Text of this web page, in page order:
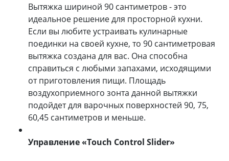
Вытяжка шириной 90 сантиметров - это
идеальное решение для просторной кухни.
Если вы любите устраивать кулинарные
поединки на своей кухне, то 90 сантиметровая
вытяжка создана для вас. Она способна
справиться с любыми запахами, исходящими
от приготовления пищи. Площадь
воздухоприемного зонта данной вытяжки
подойдет для варочных поверхностей 90, 75,
60,45 сантиметров и меньше.
Управление «Touch Control Slider»